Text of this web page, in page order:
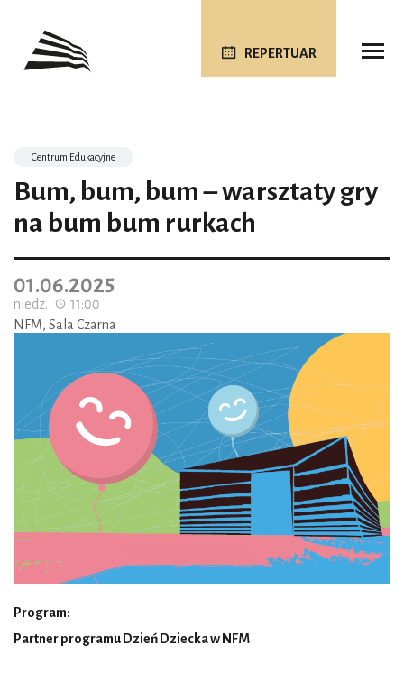
REPERTUAR
Centrum Edukacyjne
Bum, bum, bum – warsztaty gry
na bum bum rurkach
01.06.2025
niedz.
11:00
NFM, Sala Czarna
Program:
Partner programu Dzień Dziecka w NFM